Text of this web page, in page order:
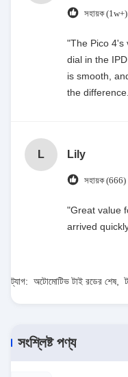
সহায়ক (1w+)
"The Pico 4's
dial in the
is smooth,
the
manual
sweet spot
taking the
visual clarity
recommend
adjustment is
L Lily
সহায়ক (666)
"Great value
arrived
ট্যাগ: অটোমোটিভ টাই রডের শেষ,
সংশ্লিষ্ট পণ্য